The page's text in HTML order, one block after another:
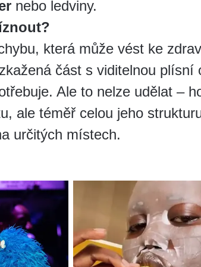
nebo ledviny.
která může vést ke
část s viditelnou plísní
Ale to nelze udělat –
ale téměř celou jeho
určitých místech.